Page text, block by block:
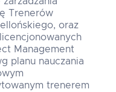
Trenerów
oraz
Management
planu nauczania
trenerem